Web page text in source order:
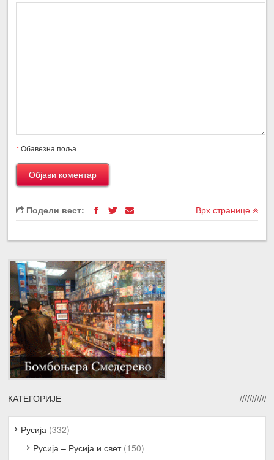
*Обавезна поља
Подели вест: Врх странице
КАТЕГОРИЈЕ
Русија (332)
Русија – Русија и свет(150)